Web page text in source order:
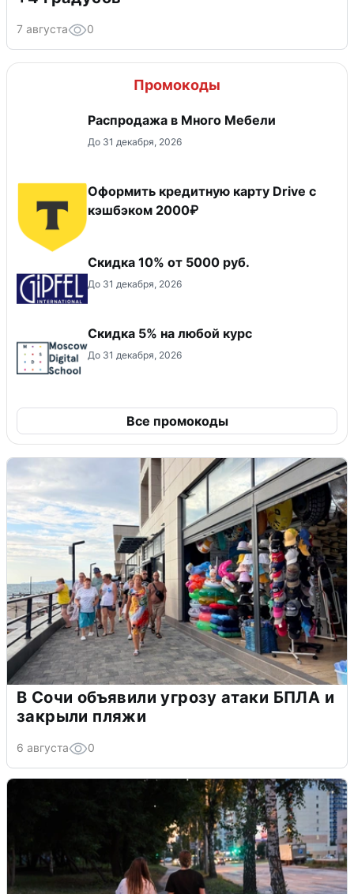
7 августа 0
Промокоды
Распродажа в Много Мебели
До 31 декабря, 2026
Оформить кредитную карту Drive с
кэшбэком 2000₽
Скидка 10% от 5000 руб.
До 31 декабря, 2026
Скидка 5% на любой курс
До 31 декабря, 2026
Все промокоды
В Сочи объявили угрозу атаки БПЛА и
закрыли пляжи
6 августа 0